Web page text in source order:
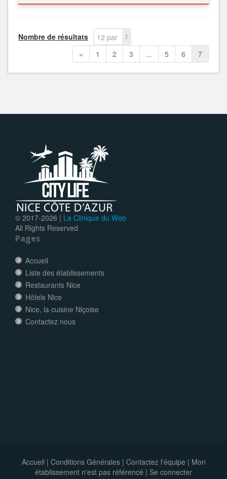
Nombre de résultats
12 par
page
« 1 2 3 ... 5 6 7
© 2017-2026 | La Clinique du Web
All Rights Reserved
Pages
Accueil
Liste des établissements
Restaurants Nice
Hôtels Nice
Nice, la cuisine Niçoise
Contactez nous
Accueil | Conditions Générales| Contactez l'équipe | Mon
établissement n'est pas référencé | Se connecter